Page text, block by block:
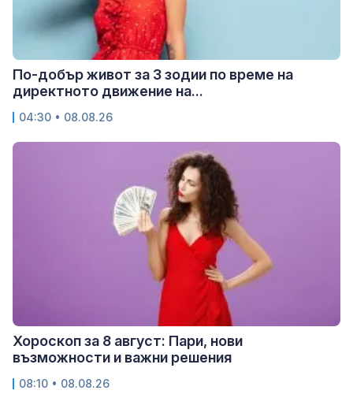
По-добър живот за 3 зодии по време на
директното движение на...
04:30 • 08.08.26
Хороскоп за 8 август: Пари, нови
възможности и важни решения
08:10 • 08.08.26